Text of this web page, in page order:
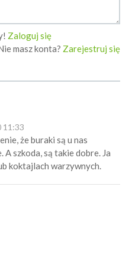
Zaloguj się
masz konta? Zarejestruj się
11:33
że buraki są u nas
A szkoda, są takie dobre. Ja
koktajlach warzywnych.